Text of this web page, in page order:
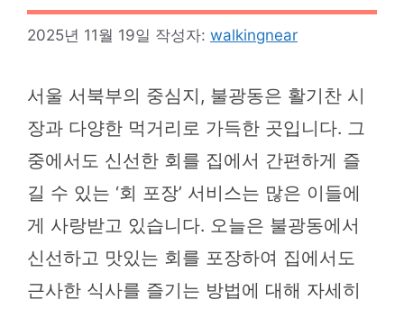
2025년 11월 19일 작성자: walkingnear
서울 서북부의 중심지, 불광동은 활기찬 시
장과 다양한 먹거리로 가득한 곳입니다. 그
중에서도 신선한 회를 집에서 간편하게 즐
길 수 있는 ‘회 포장’ 서비스는 많은 이들에
게 사랑받고 있습니다. 오늘은 불광동에서
신선하고 맛있는 회를 포장하여 집에서도
근사한 식사를 즐기는 방법에 대해 자세히